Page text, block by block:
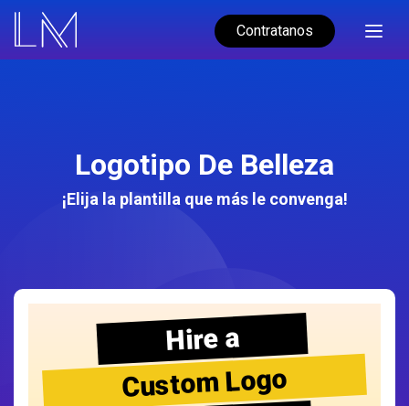
Contratanos
Logotipo De Belleza
¡Elija la plantilla que más le convenga!
Hire a
Custom Logo